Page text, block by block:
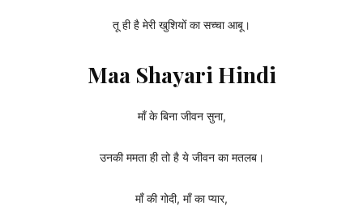
तू ही है मेरी खुशियों का सच्चा आबू।
Maa Shayari Hindi
माँ के बिना जीवन सुना,
उनकी ममता ही तो है ये जीवन का मतलब।
माँ की गोदी, माँ का प्यार,